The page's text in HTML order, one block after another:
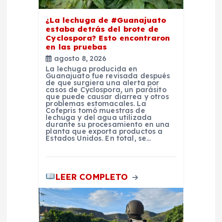
¿La lechuga de #Guanajuato
estaba detrás del brote de
Cyclospora? Esto encontraron
en las pruebas
agosto 8, 2026
La lechuga producida en
Guanajuato fue revisada después
de que surgiera una alerta por
casos de Cyclospora, un parásito
que puede causar diarrea y otros
problemas estomacales. La
Cofepris tomó muestras de
lechuga y del agua utilizada
durante su procesamiento en una
planta que exporta productos a
Estados Unidos. En total, se…
LEER COMPLETO